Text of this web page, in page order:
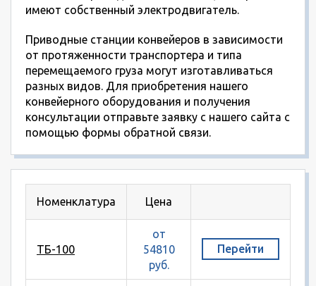
имеют собственный электродвигатель.
Приводные станции конвейеров в зависимости
от протяженности транспортера и типа
перемещаемого груза могут изготавливаться
разных видов. Для приобретения нашего
конвейерного оборудования и получения
консультации отправьте заявку с нашего сайта с
помощью формы обратной связи.
Номенклатура Цена
ТБ-100
от
54810
руб.
Перейти